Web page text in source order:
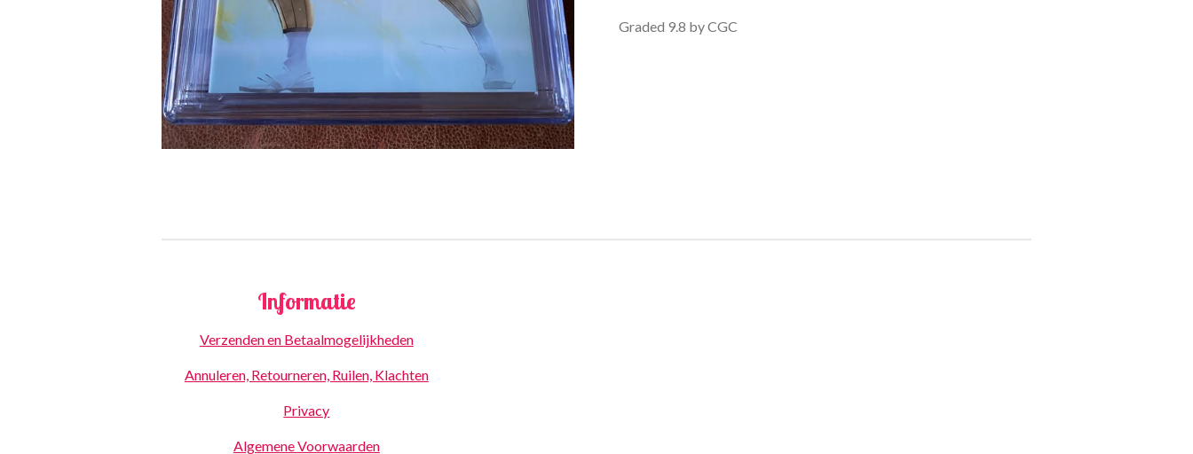
Graded 9.8 by CGC
Informatie
Verzenden en Betaalmogelijkheden
Annuleren, Retourneren, Ruilen, Klachten
Privacy
Algemene Voorwaarden